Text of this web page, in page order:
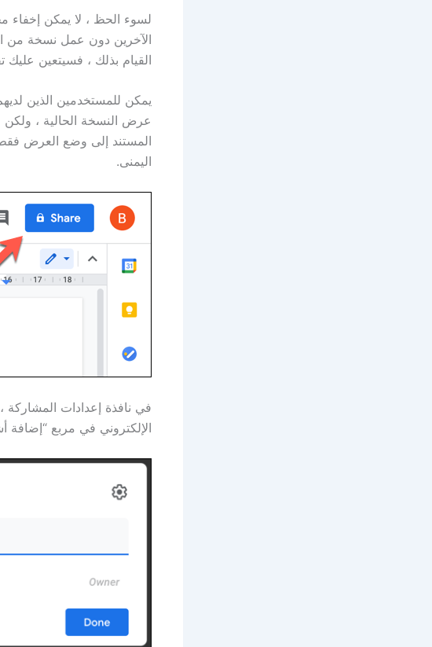
لسوء الحظ ، لا يمكن إخفاء
الآخرين دون عمل نسخة من
القيام بذلك ، فسيتعين
عرض النسخة الحالية ، ولكن
المستند إلى وضع العرض
اليمنى.
في نافذة إعدادات
الإلكتروني في مربع